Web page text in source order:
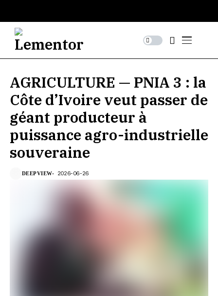
AGRICULTURE — PNIA 3 : la
Côte d’Ivoire veut passer de
géant producteur à
puissance agro-industrielle
souveraine
DEEPVIEW 2026-06-26